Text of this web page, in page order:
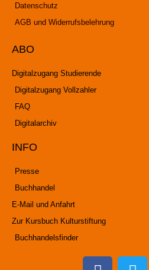
Datenschutz
AGB und Widerrufsbelehrung
ABO
Digitalzugang Studierende
Digitalzugang Vollzahler
FAQ
Digitalarchiv
INFO
Presse
Buchhandel
E-Mail und Anfahrt
Zur Kursbuch Kulturstiftung
Buchhandelsfinder